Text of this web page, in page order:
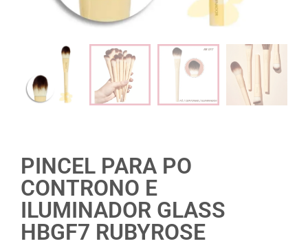
PINCEL PARA PO
CONTRONO E
ILUMINADOR GLASS
HBGF7 RUBYROSE